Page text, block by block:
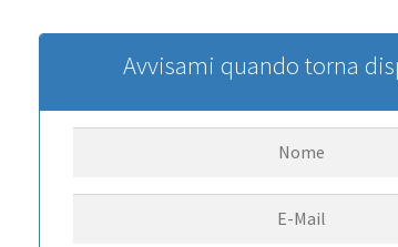
Cub
Avvisami quando torna